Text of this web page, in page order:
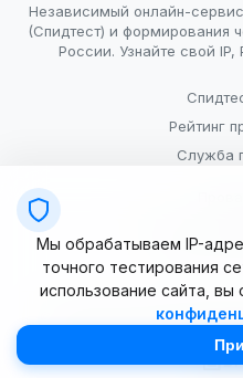
Независимый онлайн-
(Спидтест) и формирования
России. Узнайте свой IP,
Рейтинг
Служба
Условия
© 2025–2026
Мы обрабатываем IP-
точного тестирования
использование сайта, вы